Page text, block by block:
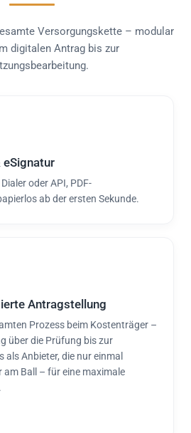
Versorgungskette – modular
digitalen Antrag bis zur
eSignatur
oder API, PDF-
ab der ersten Sekunde.
Antragstellung
Prozess beim Kostenträger –
über die Prüfung bis zur
als Anbieter, die nur einmal
am Ball – für eine maximale